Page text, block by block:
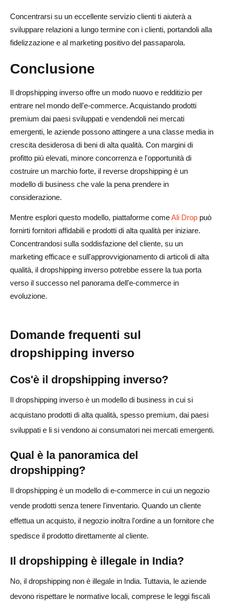
Concentrarsi su un eccellente servizio clienti ti aiuterà a
sviluppare relazioni a lungo termine con i clienti, portandoli alla
fidelizzazione e al marketing positivo del passaparola.
Conclusione
Il dropshipping inverso offre un modo nuovo e redditizio per
entrare nel mondo dell'e-commerce. Acquistando prodotti
premium dai paesi sviluppati e vendendoli nei mercati
emergenti, le aziende possono attingere a una classe media in
crescita desiderosa di beni di alta qualità. Con margini di
profitto più elevati, minore concorrenza e l'opportunità di
costruire un marchio forte, il reverse dropshipping è un
modello di business che vale la pena prendere in
considerazione.
Mentre esplori questo modello, piattaforme comeAli Drop può
fornirti fornitori affidabili e prodotti di alta qualità per iniziare.
Concentrandosi sulla soddisfazione del cliente, su un
marketing efficace e sull'approvvigionamento di articoli di alta
qualità, il dropshipping inverso potrebbe essere la tua porta
verso il successo nel panorama dell'e-commerce in
evoluzione.
Domande frequenti sul
dropshipping inverso
Cos'è il dropshipping inverso?
Il dropshipping inverso è un modello di business in cui si
acquistano prodotti di alta qualità, spesso premium, dai paesi
sviluppati e li si vendono ai consumatori nei mercati emergenti.
Qual è la panoramica del
dropshipping?
Il dropshipping è un modello di e-commerce in cui un negozio
vende prodotti senza tenere l'inventario. Quando un cliente
effettua un acquisto, il negozio inoltra l'ordine a un fornitore che
spedisce il prodotto direttamente al cliente.
Il dropshipping è illegale in India?
No, il dropshipping non è illegale in India. Tuttavia, le aziende
devono rispettare le normative locali, comprese le leggi fiscali